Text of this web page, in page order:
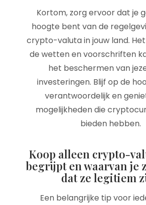
Kortom, zorg ervoor dat je
hoogte bent van de
crypto-valuta in jouw land.
de wetten en voorschriften
het beschermen van
investeringen. Blijf op de
verantwoordelijk en
mogelijkheden die
bieden hebben.
Koop alleen crypto-
begrijpt en waarvan je
dat ze legitiem
Een belangrijke tip voor